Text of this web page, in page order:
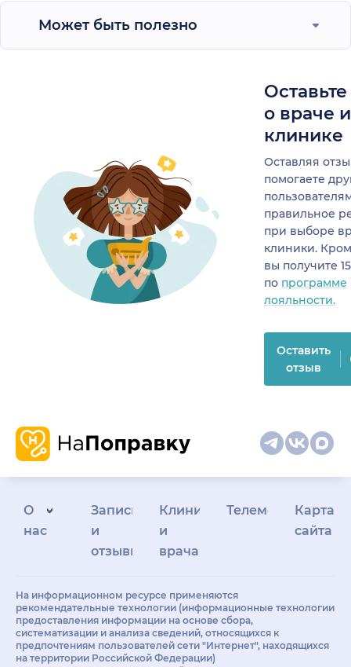
Может быть полезно
о враче
клинике
Оставляя
помогаете
правильное
при выборе
клиники.
вы получите
по программе
лояльности.
Оставить
отзыв
О
нас
Запись
и
отзывы
Клиникам
и
врачам
Телемедицина
Карта
сайта
На информационном ресурсе применяются
рекомендательные технологии (информационные технологии
предоставления информации на основе сбора,
систематизации и анализа сведений, относящихся к
предпочтениям пользователей сети "Интернет", находящихся
на территории Российской Федерации)